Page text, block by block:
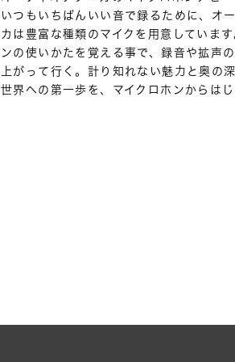
いつもいちばんいい音で録るために、オ
カは豊富な種類のマイクを用意していま
ンの使いかたを覚える事で、録音や拡声
上がって行く。計り知れない魅力と奥の
世界への第一歩を、マイクロホンからは